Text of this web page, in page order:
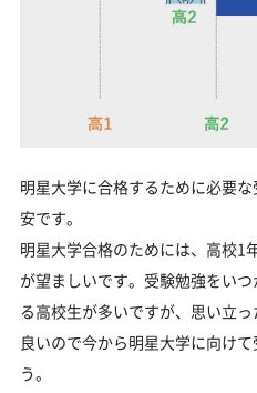
明星大学に合格するために必要
安です。
明星大学合格のためには、高校1
が望ましいです。受験勉強をい
る高校生が多いですが、思い立
良いので今から明星大学に向け
う。